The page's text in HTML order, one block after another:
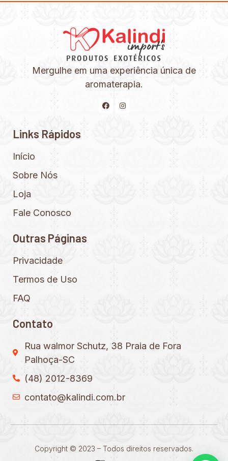
Mergulhe em uma experiência única de
aromaterapia.
Links Rápidos
Início
Sobre Nós
Loja
Fale Conosco
Outras Páginas
Privacidade
Termos de Uso
FAQ
Contato
Rua walmor Schutz, 38 Praia de Fora
Palhoça-SC
(48) 2012-8369
contato@kalindi.com.br
Copyright © 2023 – Todos direitos reservados.